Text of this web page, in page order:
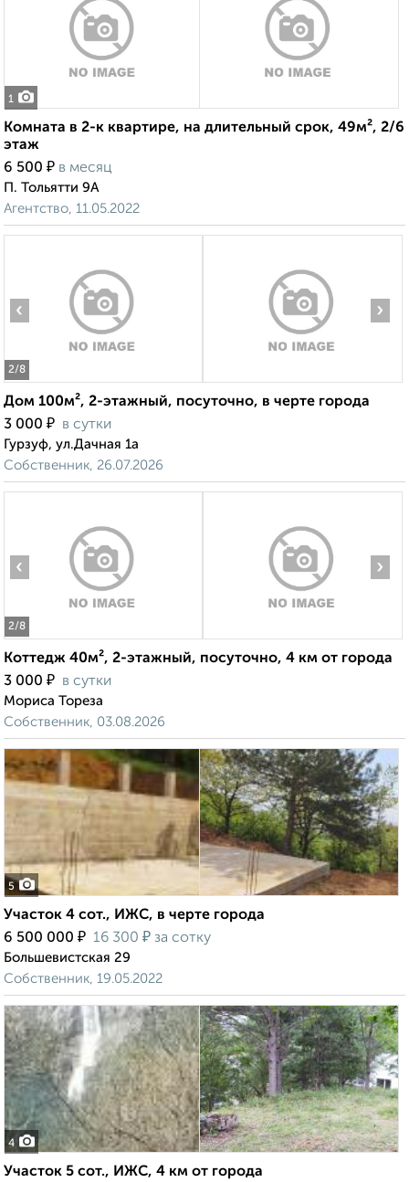
1
Комната в 2-к квартире, на длительный срок, 49м², 2/6
этаж
6 500 ₽ в месяц
П. Тольятти 9А
Агентство, 11.05.2022
2/8
‹ ›
Дом 100м², 2-этажный, посуточно, в черте города
3 000 ₽ в сутки
Гурзуф, ул.Дачная 1а
Собственник, 26.07.2026
2/8
‹ ›
Коттедж 40м², 2-этажный, посуточно, 4 км от города
3 000 ₽ в сутки
Мориса Тореза
Собственник, 03.08.2026
5
Участок 4 сот., ИЖС, в черте города
6 500 000 ₽ 16 300 ₽ за сотку
Большевистская 29
Собственник, 19.05.2022
4
Участок 5 сот., ИЖС, 4 км от города